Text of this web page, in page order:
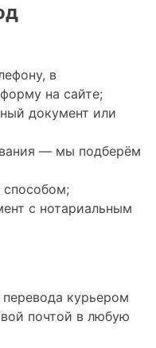
в
на сайте;
документ или
— мы подберём
способом;
с нотариальным
курьером
почтой в любую